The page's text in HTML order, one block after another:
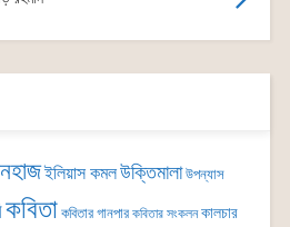
ইলিয়াস কমলউক্তিমালা উপন্যাস
কবিতা কবিতার গানপার কবিতার সংকলন কালচার